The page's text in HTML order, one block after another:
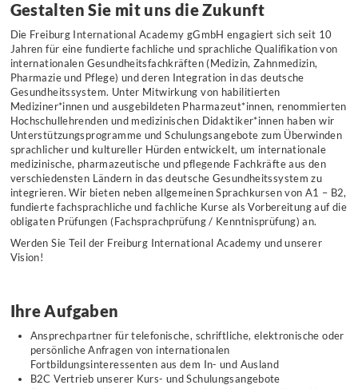
Gestalten Sie mit uns die Zukunft
Die Freiburg International Academy gGmbH engagiert sich seit 10
Jahren für eine fundierte fachliche und sprachliche Qualifikation von
internationalen Gesundheitsfachkräften (Medizin, Zahnmedizin,
Pharmazie und Pflege) und deren Integration in das deutsche
Gesundheitssystem. Unter Mitwirkung von habilitierten
Mediziner*innen und ausgebildeten Pharmazeut*innen, renommierten
Hochschullehrenden und medizinischen Didaktiker*innen haben wir
Unterstützungsprogramme und Schulungsangebote zum Überwinden
sprachlicher und kultureller Hürden entwickelt, um internationale
medizinische, pharmazeutische und pflegende Fachkräfte aus den
verschiedensten Ländern in das deutsche Gesundheitssystem zu
integrieren. Wir bieten neben allgemeinen Sprachkursen von A1 – B2,
fundierte fachsprachliche und fachliche Kurse als Vorbereitung auf die
obligaten Prüfungen (Fachsprachprüfung / Kenntnisprüfung) an.
Werden Sie Teil der Freiburg International Academy und unserer
Vision!
Ihre Aufgaben
Ansprechpartner für telefonische, schriftliche, elektronische oder
persönliche Anfragen von internationalen
Fortbildungsinteressenten aus dem In- und Ausland
B2C Vertrieb unserer Kurs- und Schulungsangebote